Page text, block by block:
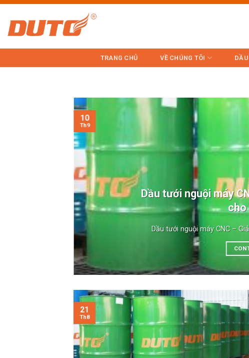
Skip
content
TRANG CHỦ VỀ CHÚNG TÔI
Dầu tưới nguội máy
cho
Dầu tưới nguội máy CNC –
10
Th9
21
Th8